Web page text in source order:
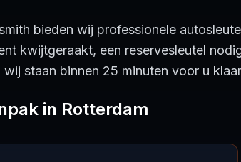
bieden wij professionele
kwijtgeraakt, een reservesleutel
staan binnen 25 minuten voor u
in Rotterdam